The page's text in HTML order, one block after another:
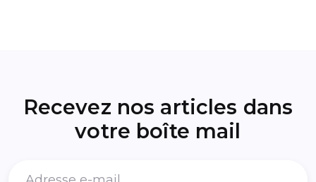
Recevez nos articles dans
votre boîte mail